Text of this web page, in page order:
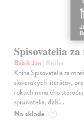
Spisovatelia
Bábik Ján | Kniha
Kniha Spisovatelia za
slovenských literátov,
rokoch minulého
spisovatelia, ďalší…
Na sklade ?